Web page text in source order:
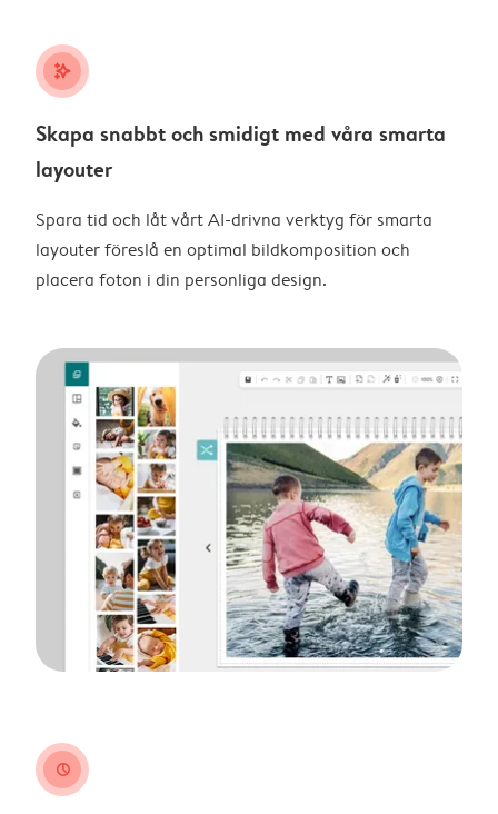
stars_plus
Skapa snabbt och smidigt med våra smarta
layouter
Spara tid och låt vårt AI-drivna verktyg för smarta
layouter föreslå en optimal bildkomposition och
placera foton i din personliga design.
clock